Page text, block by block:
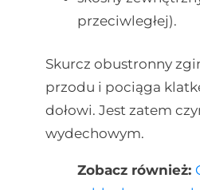
przeciwległej).
Skurcz obustronny
przodu i pociąga
dołowi. Jest zatem
wydechowym.
Zobacz również: